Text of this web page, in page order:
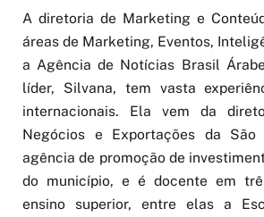
A diretoria de Marketing e
áreas de Marketing, Eventos,
a Agência de Notícias Brasil
líder, Silvana, tem vasta
internacionais. Ela vem da
Negócios e Exportações da São
agência de promoção de
do município, e é docente em
ensino superior, entre elas a